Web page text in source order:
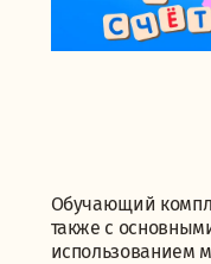
Обучающий
также с
использованием